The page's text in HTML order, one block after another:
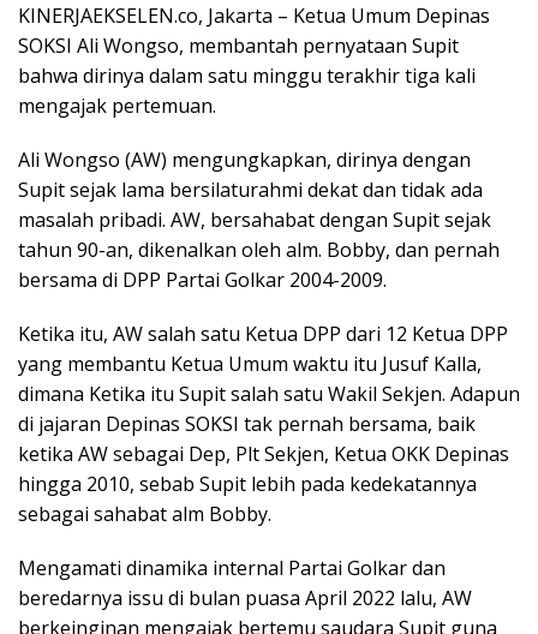
KINERJAEKSELEN.co, Jakarta – Ketua Umum Depinas
SOKSI Ali Wongso, membantah pernyataan Supit
bahwa dirinya dalam satu minggu terakhir tiga kali
mengajak pertemuan.
Ali Wongso (AW) mengungkapkan, dirinya dengan
Supit sejak lama bersilaturahmi dekat dan tidak ada
masalah pribadi. AW, bersahabat dengan Supit sejak
tahun 90-an, dikenalkan oleh alm. Bobby, dan pernah
bersama di DPP Partai Golkar 2004-2009.
Ketika itu, AW salah satu Ketua DPP dari 12 Ketua DPP
yang membantu Ketua Umum waktu itu Jusuf Kalla,
dimana Ketika itu Supit salah satu Wakil Sekjen. Adapun
di jajaran Depinas SOKSI tak pernah bersama, baik
ketika AW sebagai Dep, Plt Sekjen, Ketua OKK Depinas
hingga 2010, sebab Supit lebih pada kedekatannya
sebagai sahabat alm Bobby.
Mengamati dinamika internal Partai Golkar dan
beredarnya issu di bulan puasa April 2022 lalu, AW
berkeinginan mengajak bertemu saudara Supit guna